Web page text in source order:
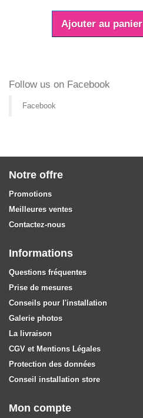
Ajouter au panier
Follow us on Facebook
Facebook
Notre offre
Promotions
Meilleures ventes
Contactez-nous
Informations
Questions fréquentes
Prise de mesures
Conseils pour l'installation
Galerie photos
La livraison
CGV et Mentions Légales
Protection des données
Conseil installation store
Mon compte